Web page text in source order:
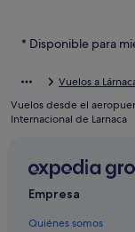
Agios Theodoros
Kiti hoteles
Distrito de Larnaca
Villas en Lárnaca
* Disponible para
Vuelos a
Vuelos desde el
Internacional de Larnaca
Empresa
Quiénes somos